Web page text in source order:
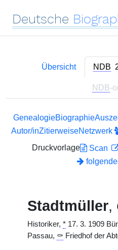
Deutsche
Übersicht NDB
NDB-
GenealogieBiographie
Autor/inZitierweiseNetzwerk
Druckvorlage
Scan
Stadtmüller,
Historiker, * 17. 3. 1909
Passau, ⚰ Friedhof der